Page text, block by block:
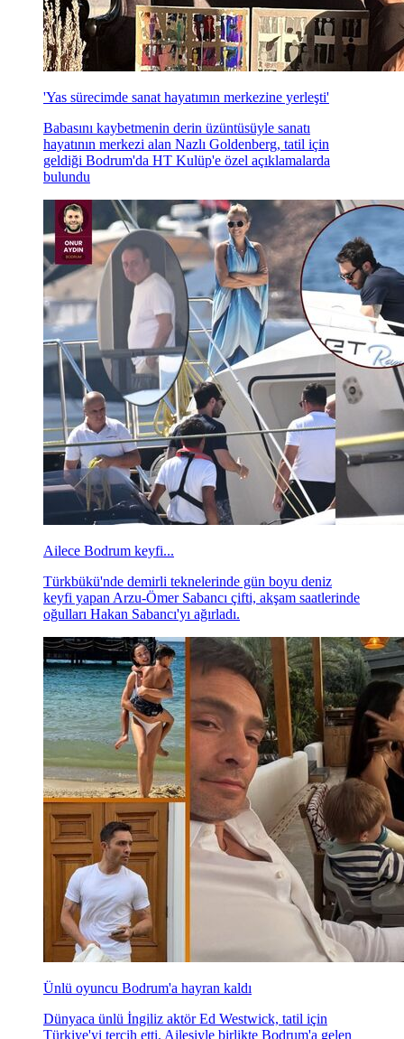
'Yas sürecimde sanat hayatımın merkezine yerleşti'
Babasını kaybetmenin derin üzüntüsüyle sanatı
hayatının merkezi alan Nazlı Goldenberg, tatil için
geldiği Bodrum'da HT Kulüp'e özel açıklamalarda
bulundu
Ailece Bodrum keyfi...
Türkbükü'nde demirli teknelerinde gün boyu deniz
keyfi yapan Arzu-Ömer Sabancı çifti, akşam saatlerinde
oğulları Hakan Sabancı'yı ağırladı.
Ünlü oyuncu Bodrum'a hayran kaldı
Dünyaca ünlü İngiliz aktör Ed Westwick, tatil için
Türkiye'yi tercih etti. Ailesiyle birlikte Bodrum'a gelen